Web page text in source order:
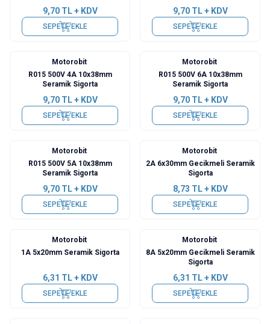
9,70TL + KDV
SEPETE EKLE
9,70TL + KDV
SEPETE EKLE
Motorobit
R015 500V 4A 10x38mm
Seramik Sigorta
9,70TL + KDV
SEPETE EKLE
Motorobit
R015 500V 6A 10x38mm
Seramik Sigorta
9,70TL + KDV
SEPETE EKLE
Motorobit
R015 500V 5A 10x38mm
Seramik Sigorta
9,70TL + KDV
SEPETE EKLE
Motorobit
2A 6x30mm Gecikmeli Seramik
Sigorta
8,73 TL + KDV
SEPETE EKLE
Motorobit
1A 5x20mm Seramik Sigorta
6,31 TL + KDV
SEPETE EKLE
Motorobit
8A 5x20mm Gecikmeli Seramik
Sigorta
6,31 TL + KDV
SEPETE EKLE